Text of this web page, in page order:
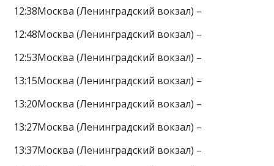
12:38Москва (Ленинградский вокзал) –
12:48Москва (Ленинградский вокзал) –
12:53Москва (Ленинградский вокзал) –
13:15Москва (Ленинградский вокзал) –
13:20Москва (Ленинградский вокзал) –
13:27Москва (Ленинградский вокзал) –
13:37Москва (Ленинградский вокзал) –